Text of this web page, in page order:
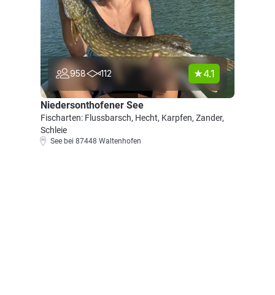
958 112 4.1
Niedersonthofener See
Fischarten: Flussbarsch, Hecht, Karpfen, Zander,
Schleie
See bei 87448 Waltenhofen